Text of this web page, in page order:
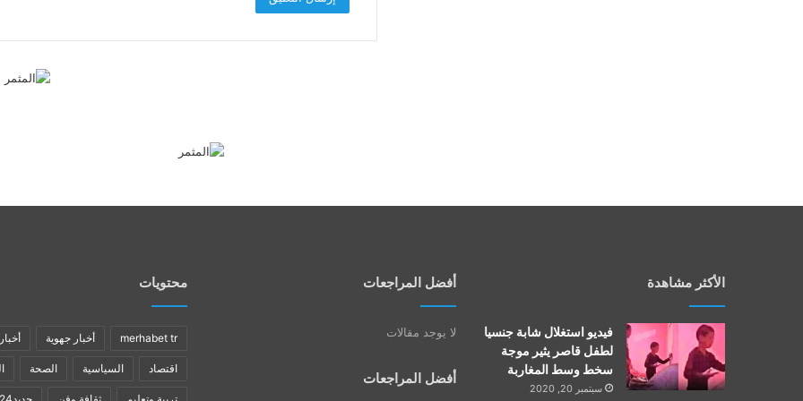
الأكثر مشاهدة
فيديو استغلال شابة جنسيا
لطفل قاصر يثير موجة
سخط وسط المغاربة
سبتمبر 20, 2020
أفضل المراجعات
لا يوجد مقالات
أفضل المراجعات
محتويات
merhabet tr أخبار جهوية
اقتصاد السياسية الصحة